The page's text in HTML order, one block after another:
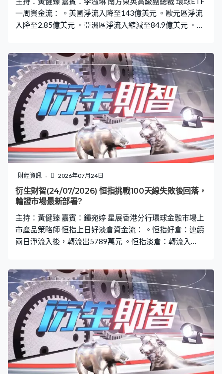
一周資金流： 。美國淨流入降至143億美元 。歐元區淨流
入降至2.85億美元 。亞洲區淨流入縮減至84.9億美元 。中
美元
財經資訊 2026年07月24日
衍生財智(24/07/2026) 恒指挑戰100天線失敗後回落，
輪證市場最新部署?
主持：黃健臻 嘉賓：鍾宛婷 星展香港分行環球金融市場上
市產品策略師 恒指上日好淡倉資金流： 。恒指好倉：連續
兩日淨流入後，轉流出5789萬元 。恒指淡倉：轉流入
對期指部署加倉297張